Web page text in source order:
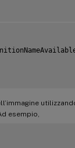
Ad esempio,